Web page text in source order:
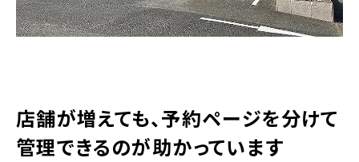
店舗が増えても、予約ページを分けて
管理できるのが助かっています